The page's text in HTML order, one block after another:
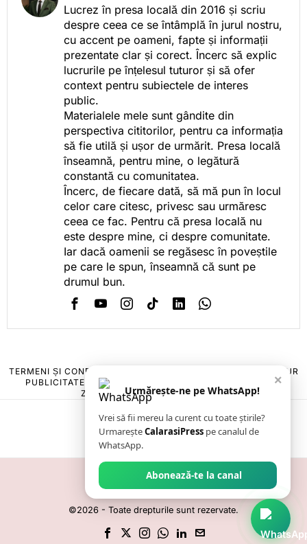
Lucrez în presa locală din 2016 și scriu
despre ceea ce se întâmplă în jurul nostru,
cu accent pe oameni, fapte și informații
prezentate clar și corect. Încerc să explic
lucrurile pe înțelesul tuturor și să ofer
context pentru subiectele de interes
public.
Materialele mele sunt gândite din
perspectiva cititorilor, pentru ca informația
să fie utilă și ușor de urmărit. Presa locală
înseamnă, pentru mine, o legătură
constantă cu comunitatea.
Încerc, de fiecare dată, să mă pun în locul
celor care citesc, privesc sau urmăresc
ceea ce fac. Pentru că presa locală nu
este despre mine, ci despre comunitate.
Iar dacă oamenii se regăsesc în poveștile
pe care le spun, înseamnă că sunt pe
drumul bun.
TERMENI ȘI CONDIȚII
POLITICA DE ANULARE & RETUR
PUBLICITATE ONLINE & TIPĂRITĂ
CONTACT
ZIARUL ANUNȚUL CĂLĂRĂȘEAN
©2026 - Toate drepturile sunt rezervate.
×
Urmărește-ne pe WhatsApp!
Vrei să fii mereu la curent cu toate știrile?
UrmareșteCalarasiPress pe canalul de
WhatsApp.
Abonează-te la canal